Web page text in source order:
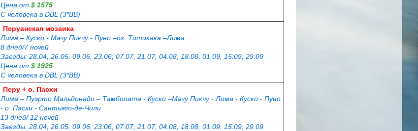
Цена от $ 1575
С человека в DBL (3*BB)
Перуанская мозаика
Лима – Куско - Мачу Пикчу - Пуно –оз. Титикака –Лима
8 дней/7 ночей
Заезды: 28.04, 26.05, 09.06, 23.06, 07.07, 21.07, 04.08, 18.08, 01.09, 15.09, 29.09
Цена от $ 1925
С человека в DBL (3*BB)
Перу + о. Пасхи
Лима – Пуэрто Мальдонадо – Тамбопата - Куско –Мачу Пикчу - Лима - Куско - Пуно
- о. Пасхи - Сантьяго-де-Чили
13 дней/ 12 ночей
Заезды: 28.04, 26.05, 09.06, 23.06, 07.07, 21.07, 04.08, 18.08, 01.09, 15.09, 29.09